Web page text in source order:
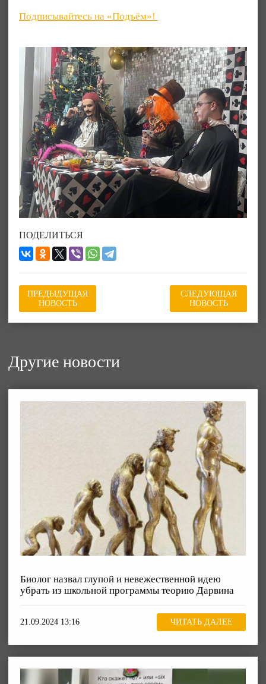
Подписывайтесь на «Подъём»!
ПОДЕЛИТЬСЯ
ПРЕДЫДУЩАЯ
НОВОСТЬ
СЛЕДУЮЩАЯ
НОВОСТЬ
Другие новости
Биолог назвал глупой и невежественной идею
убрать из школьной программы теорию Дарвина
21.09.2024 13:16 ЧИТАТЬ ДАЛЕЕ